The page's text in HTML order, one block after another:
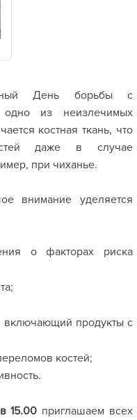
День борьбы с
одно из неизлечимых
костная ткань, что
даже в случае
при чиханье.
внимание уделяется
о факторах риска
включающий продукты с
костей;
15.00 приглашаем всех